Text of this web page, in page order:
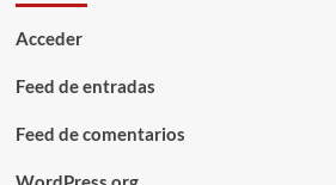
Acceder
Feed de entradas
Feed de comentarios